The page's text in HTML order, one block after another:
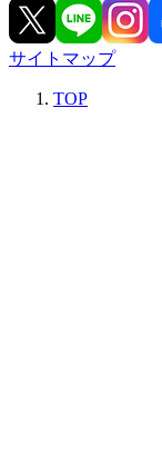
サイトマップ
TOP